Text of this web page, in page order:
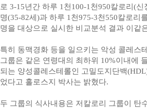
로 3-15년간 하루 1천100-1천950칼로리(
명(35-82세)과 하루 1천975-3천550칼로리
명을 대상으로 실시한 비교분석 결과 이같
특히 동맥경화 등을 일으키는 악성 콜레스
그룹은 같은 연령대의 최하위 10%이내에
되는 양성콜레스테롤인 고밀도지단백
었다고 홀로스지 박사는 밝혔다.
두 그룹의 식사내용은 저칼로리 그룹이 탄